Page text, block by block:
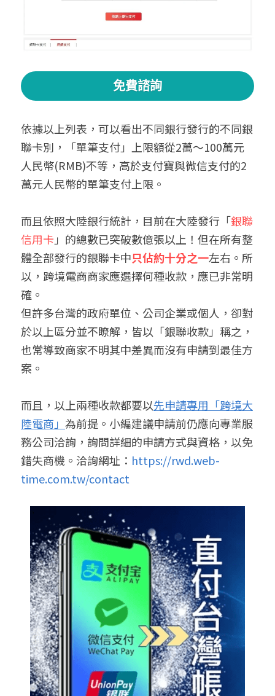
免費諮詢
依據以上列表，可以看出不同銀行發行的不同銀
聯卡別，「單筆支付」上限額從2萬～100萬元
人民幣(RMB)不等，高於支付寶與微信支付的2
萬元人民幣的單筆支付上限。
而且依照大陸銀行統計，目前在大陸發行「銀聯
信用卡 」的總數已突破數億張以上！但在所有整
體全部發行的銀聯卡中只佔約十分之一左右。所
以，跨境電商商家應選擇何種收款，應已非常明
確。
但許多台灣的政府單位、公司企業或個人，卻對
於以上區分並不瞭解，皆以「銀聯收款」稱之，
也常導致商家不明其中差異而沒有申請到最佳方
案。
而且，以上兩種收款都要以先申請專用「跨境大
陸電商」 為前提。小編建議申請前仍應向專業服
務公司洽詢，詢問詳細的申請方式與資格，以免
錯失商機。洽詢網址： https://rwd.web-
time.com.tw/contact